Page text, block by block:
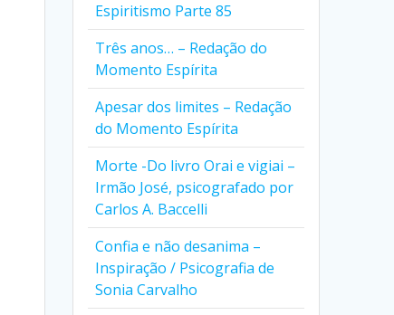
Espiritismo Parte 85
Três anos… – Redação do
Momento Espírita
Apesar dos limites – Redação
do Momento Espírita
Morte -Do livro Orai e vigiai –
Irmão José, psicografado por
Carlos A. Baccelli
Confia e não desanima –
Inspiração / Psicografia de
Sonia Carvalho